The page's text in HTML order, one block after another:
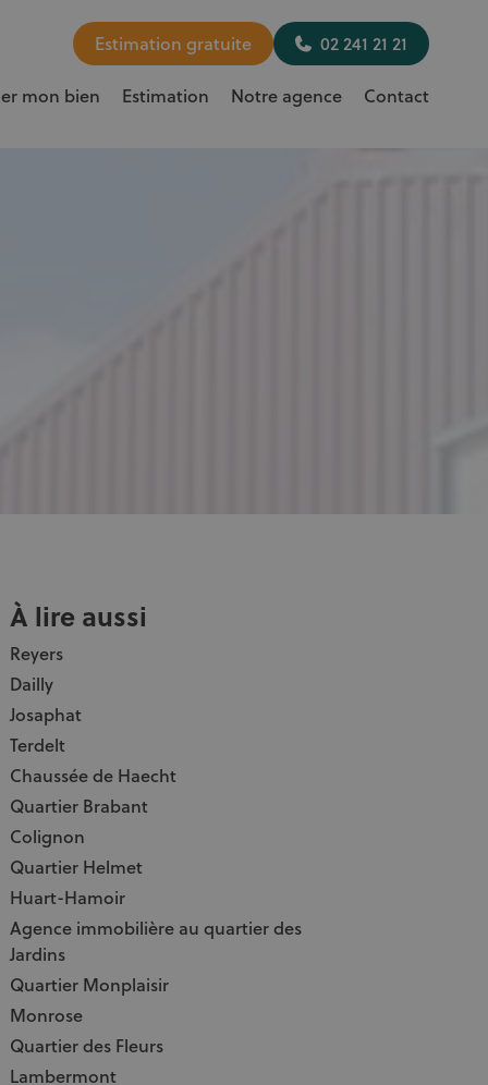
mon bien Estimation Notre agence Contact
Estimation gratuite 02 241 21 21
À lire aussi
Reyers
Dailly
Josaphat
Terdelt
Chaussée de Haecht
Quartier Brabant
Colignon
Quartier Helmet
Huart-Hamoir
Agence immobilière au quartier des
Jardins
Quartier Monplaisir
Monrose
Quartier des Fleurs
Lambermont